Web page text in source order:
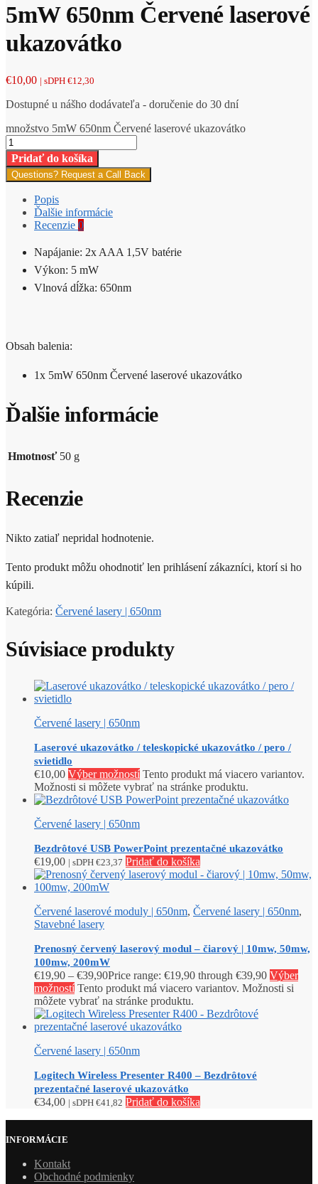
5mW 650nm Červené laserové
ukazovátko
€10,00 | sDPH €12,30
Dostupné u nášho dodávateľa - doručenie do 30 dní
množstvo 5mW 650nm Červené laserové ukazovátko
Pridať do košíka
Questions? Request a Call Back
Popis
Ďalšie informácie
Recenzie 0
Napájanie: 2x AAA 1,5V batérie
Výkon: 5 mW
Vlnová dĺžka: 650nm
Obsah balenia:
1x 5mW 650nm Červené laserové ukazovátko
Ďalšie informácie
Hmotnosť 50 g
Recenzie
Nikto zatiaľ nepridal hodnotenie.
Tento produkt môžu ohodnotiť len prihlásení zákazníci, ktorí si ho
kúpili.
Kategória: Červené lasery | 650nm
Súvisiace produkty
Červené lasery | 650nm
Laserové ukazovátko / teleskopické ukazovátko / pero /
svietidlo
€10,00 Výber možností Tento produkt má viacero variantov.
Možnosti si môžete vybrať na stránke produktu.
Červené lasery | 650nm
Bezdrôtové USB PowerPoint prezentačné ukazovátko
€19,00 | sDPH €23,37 Pridať do košíka
Červené laserové moduly | 650nm, Červené lasery | 650nm,
Stavebné lasery
Prenosný červený laserový modul – čiarový | 10mw, 50mw,
100mw, 200mW
€19,90 – €39,90Price range: €19,90 through €39,90 Výber
možností Tento produkt má viacero variantov. Možnosti si
môžete vybrať na stránke produktu.
Červené lasery | 650nm
Logitech Wireless Presenter R400 – Bezdrôtové
prezentačné laserové ukazovátko
€34,00 | sDPH €41,82 Pridať do košíka
INFORMÁCIE
Kontakt
Obchodné podmienky